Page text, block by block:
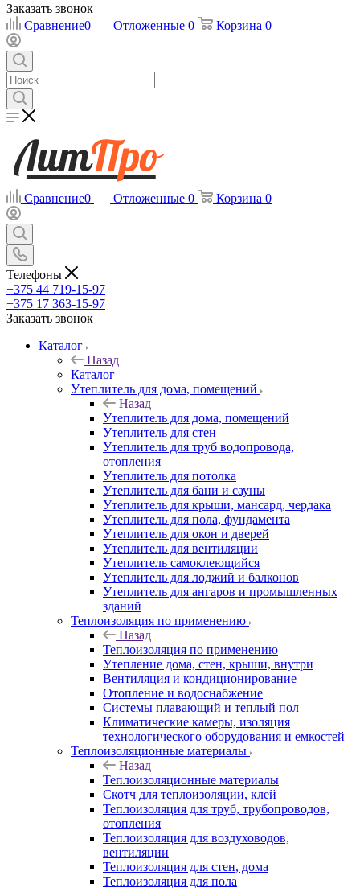
Заказать звонок
Сравнение0 Отложенные 0 Корзина 0
Сравнение0 Отложенные 0 Корзина 0
Телефоны
+375 44 719-15-97
+375 17 363-15-97
Заказать звонок
Каталог
Назад
Каталог
Утеплитель для дома, помещений
Назад
Утеплитель для дома, помещений
Утеплитель для стен
Утеплитель для труб водопровода,
отопления
Утеплитель для потолка
Утеплитель для бани и сауны
Утеплитель для крыши, мансард, чердака
Утеплитель для пола, фундамента
Утеплитель для окон и дверей
Утеплитель для вентиляции
Утеплитель самоклеющийся
Утеплитель для лоджий и балконов
Утеплитель для ангаров и промышленных
зданий
Теплоизоляция по применению
Назад
Теплоизоляция по применению
Утепление дома, стен, крыши, внутри
Вентиляция и кондиционирование
Отопление и водоснабжение
Системы плавающий и теплый пол
Климатические камеры, изоляция
технологического оборудования и емкостей
Теплоизоляционные материалы
Назад
Теплоизоляционные материалы
Скотч для теплоизоляции, клей
Теплоизоляция для труб, трубопроводов,
отопления
Теплоизоляция для воздуховодов,
вентиляции
Теплоизоляция для стен, дома
Теплоизоляция для пола